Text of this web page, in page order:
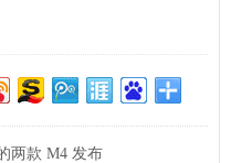
两款 M4 发布